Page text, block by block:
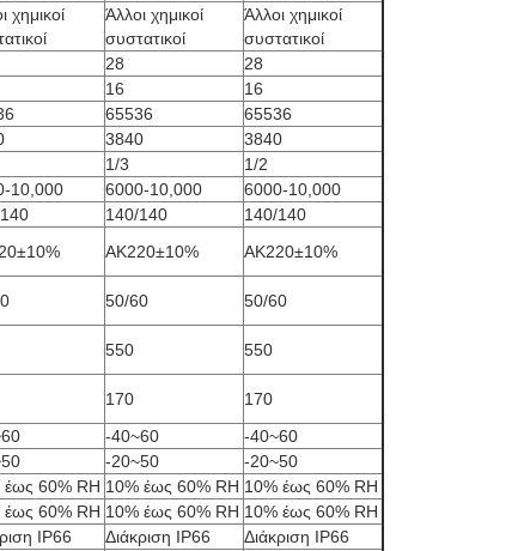
χημικοί
Άλλοι χημικοί
συστατικοί
Άλλοι χημικοί
συστατικοί
28
28
16
16
65536
65536
3840
3840
1/3
1/2
10,000 6000-10,000
6000-10,000
140/140
140/140
ΑΚ220±10%
ΑΚ220±10%
50/60
50/60
550
550
170
170
-40~60
-40~60
-20~50
-20~50
έως 60% RH 10% έως 60% RH 10% έως 60% RH
έως 60% RH 10% έως 60% RH 10% έως 60% RH
IP66 Διάκριση IP66
Διάκριση IP66